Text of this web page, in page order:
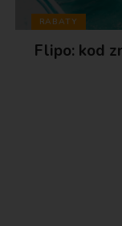
RABATY
Flipo: kod